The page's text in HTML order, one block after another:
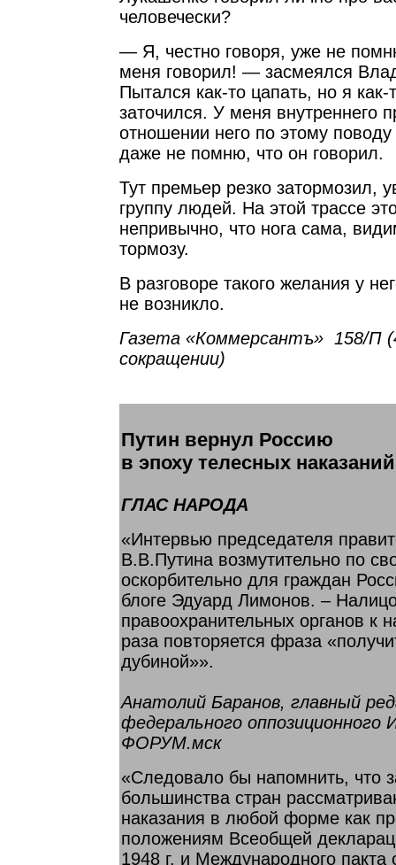
человечески?
— Я, честно говоря, уже не
меня говорил! — засмеялся
Пытался как-то цапать, но я как-
заточился. У меня внутреннего
отношении него по этому
даже не помню, что он говорил.
Тут премьер резко затормозил,
группу людей. На этой трассе
непривычно, что нога сама,
тормозу.
В разговоре такого желания у
не возникло.
Газета «Коммерсантъ» 158/П
сокращении)
Путин вернул Россию
в эпоху телесных наказаний
ГЛАС НАРОДА
«Интервью председателя
В.В.Путина возмутительно по
оскорбительно для граждан
блоге Эдуард Лимонов. –
правоохранительных органов к
раза повторяется фраза
дубиной»».
Анатолий Баранов, главный
федерального оппозиционного
ФОРУМ.мск
«Следовало бы напомнить, что
большинства стран
наказания в любой форме как
положениям Всеобщей
1948 г. и Международного пакта